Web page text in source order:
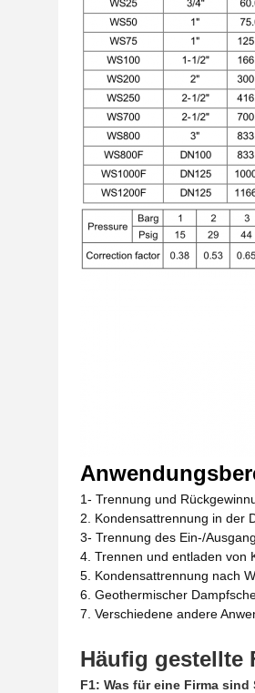
1- Trennung und
2. Kondensattrennung in der
3- Trennung des Ein-/
4. Trennen und entladen von
5. Kondensattrennung nach
6. Geothermischer
7. Verschiedene andere
Häufig gestellte
F1: Was für eine Firma sind